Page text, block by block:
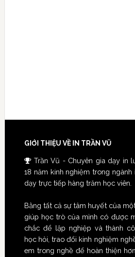
GIỚI THIỆU VỀ IN TRẦN VŨ
Trần Vũ - Chuyên gia dạy in
18 năm kinh nghiệm trong
dạy trực tiếp hàng trăm học viên.
Bằng tất cả sự tâm huyết của
giúp học trò của mình có được
chắc để lập nghiệp và thành
học hỏi, trao đổi kinh nghiệm
em trong nghề để hoàn thiện